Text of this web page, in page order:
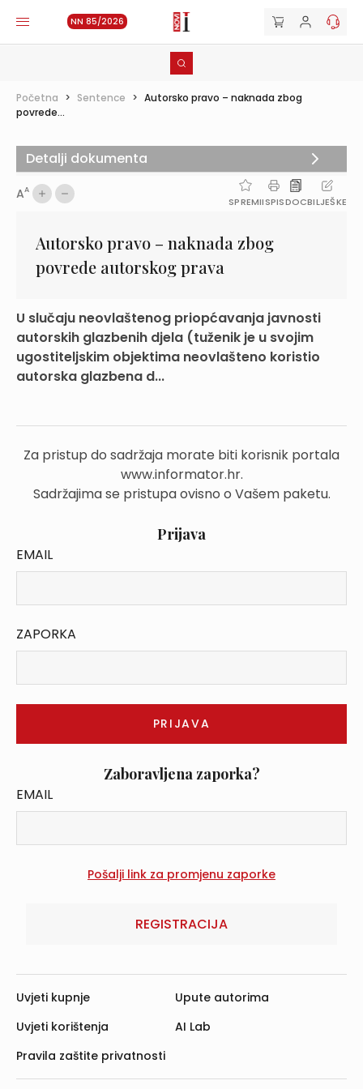
NN 85/2026
Početna > Sentence > Autorsko pravo – naknada zbog
povrede...
AA
SPREMIISPISDOCBILJEŠKE
Autorsko pravo – naknada zbog
povrede autorskog prava
U slučaju neovlaštenog priopćavanja javnosti
autorskih glazbenih djela (tuženik je u svojim
ugostiteljskim objektima neovlašteno koristio
autorska glazbena d...
Za pristup do sadržaja morate biti korisnik portala
www.informator.hr.
Sadržajima se pristupa ovisno o Vašem paketu.
Prijava
EMAIL
ZAPORKA
Zaboravljena zaporka?
EMAIL
REGISTRACIJA
Detalji dokumenta
Uvjeti kupnje
Uvjeti korištenja
Pravila zaštite privatnosti
Upute autorima
AI Lab